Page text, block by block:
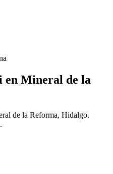
en Mineral de la
de la Reforma, Hidalgo.